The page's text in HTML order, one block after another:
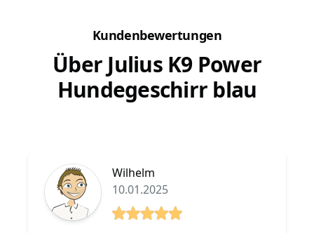
Kundenbewertungen
Über Julius K9 Power
Hundegeschirr blau
Wilhelm
10.01.2025